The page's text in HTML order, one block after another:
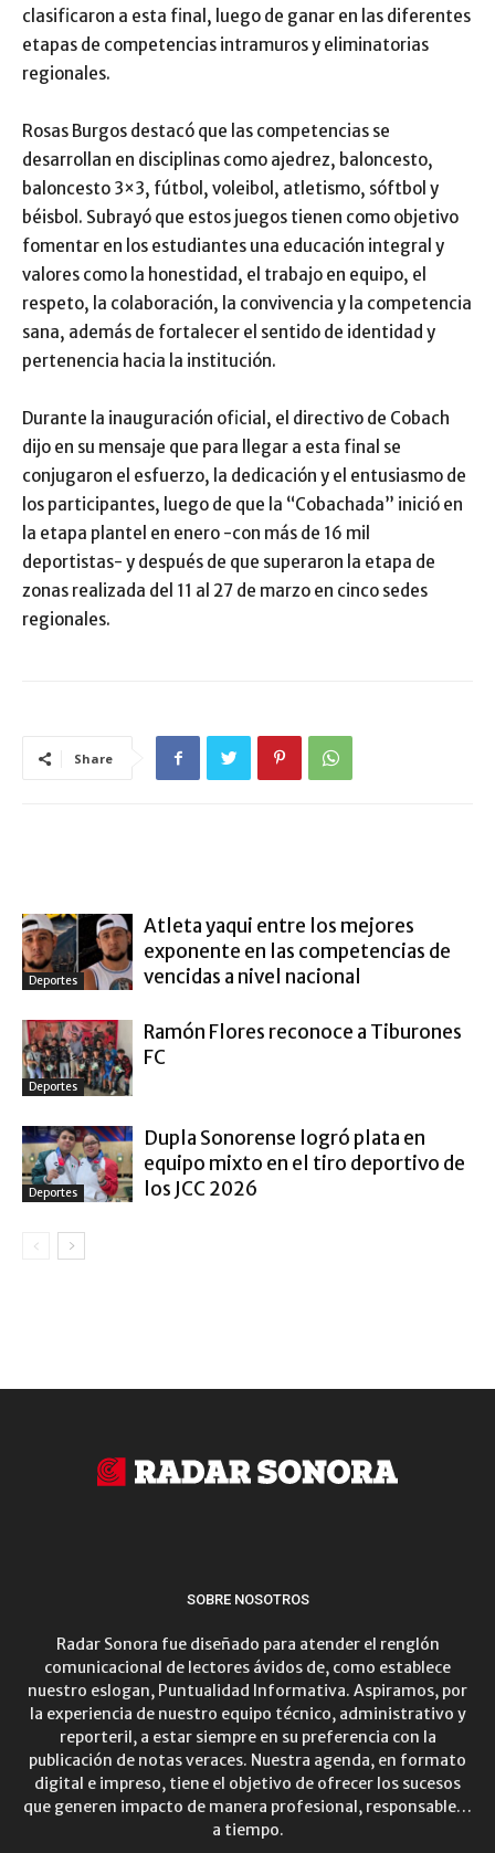
clasificaron a esta final, luego de ganar en las diferentes
etapas de competencias intramuros y eliminatorias
regionales.
Rosas Burgos destacó que las competencias se
desarrollan en disciplinas como ajedrez, baloncesto,
baloncesto 3×3, fútbol, voleibol, atletismo, sóftbol y
béisbol. Subrayó que estos juegos tienen como objetivo
fomentar en los estudiantes una educación integral y
valores como la honestidad, el trabajo en equipo, el
respeto, la colaboración, la convivencia y la competencia
sana, además de fortalecer el sentido de identidad y
pertenencia hacia la institución.
Durante la inauguración oficial, el directivo de Cobach
dijo en su mensaje que para llegar a esta final se
conjugaron el esfuerzo, la dedicación y el entusiasmo de
los participantes, luego de que la “Cobachada” inició en
la etapa plantel en enero -con más de 16 mil
deportistas- y después de que superaron la etapa de
zonas realizada del 11 al 27 de marzo en cinco sedes
regionales.
Share
Deportes
Atleta yaqui entre los mejores
exponente en las competencias de
vencidas a nivel nacional
Deportes
Ramón Flores reconoce a Tiburones
FC
Deportes
Dupla Sonorense logró plata en
equipo mixto en el tiro deportivo de
los JCC 2026
SOBRE NOSOTROS
Radar Sonora fue diseñado para atender el renglón
comunicacional de lectores ávidos de, como establece
nuestro eslogan, Puntualidad Informativa. Aspiramos, por
la experiencia de nuestro equipo técnico, administrativo y
reporteril, a estar siempre en su preferencia con la
publicación de notas veraces. Nuestra agenda, en formato
digital e impreso, tiene el objetivo de ofrecer los sucesos
que generen impacto de manera profesional, responsable…
a tiempo.